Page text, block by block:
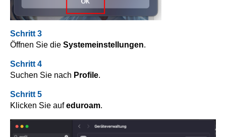
Schritt 3
Öffnen Sie die Systemeinstellungen.
Schritt 4
Suchen Sie nach Profile.
Schritt 5
Klicken Sie aufeduroam.